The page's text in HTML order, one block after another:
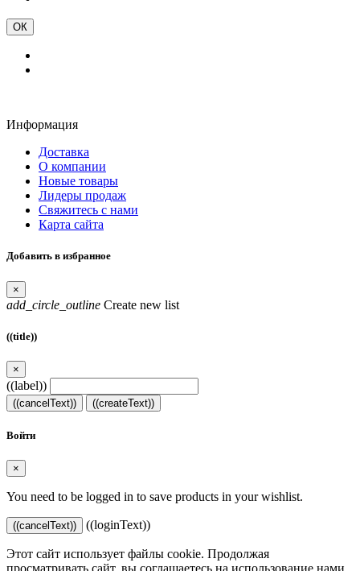
ОК
Информация
Доставка
О компании
Новые товары
Лидеры продаж
Свяжитесь с нами
Карта сайта
Добавить в избранное
×
add_circle_outline Create new list
((title))
×
((label))
((cancelText)) ((createText))
Войти
×
You need to be logged in to save products in your wishlist.
((cancelText)) ((loginText))
Этот сайт использует файлы cookie. Продолжая